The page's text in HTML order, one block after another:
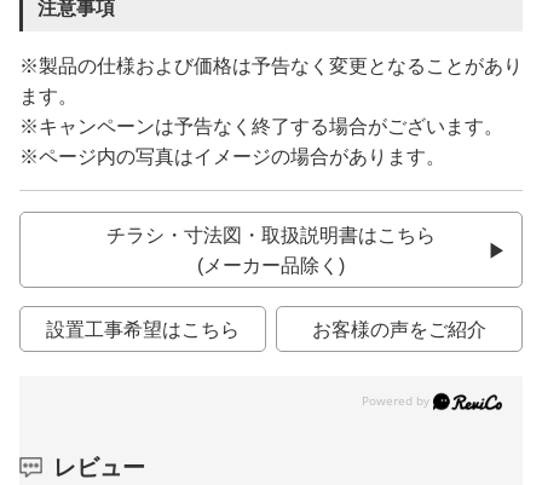
注意事項
※製品の仕様および価格は予告なく変更となることがあり
ます。
※キャンペーンは予告なく終了する場合がございます。
※ページ内の写真はイメージの場合があります。
チラシ・寸法図・取扱説明書はこちら
(メーカー品除く)
設置工事希望はこちら お客様の声をご紹介
レビュー